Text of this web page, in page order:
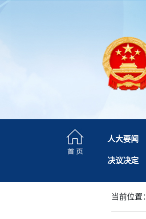
人大要闻
决议决定
当前位置：